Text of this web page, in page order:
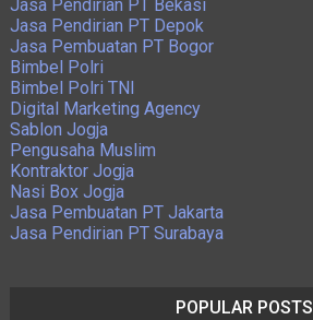
Jasa Pendirian PT Bekasi
Jasa Pendirian PT Depok
Jasa Pembuatan PT Bogor
Bimbel Polri
Bimbel Polri TNI
Digital Marketing Agency
Sablon Jogja
Pengusaha Muslim
Kontraktor Jogja
Nasi Box Jogja
Jasa Pembuatan PT Jakarta
Jasa Pendirian PT Surabaya
POPULAR POSTS